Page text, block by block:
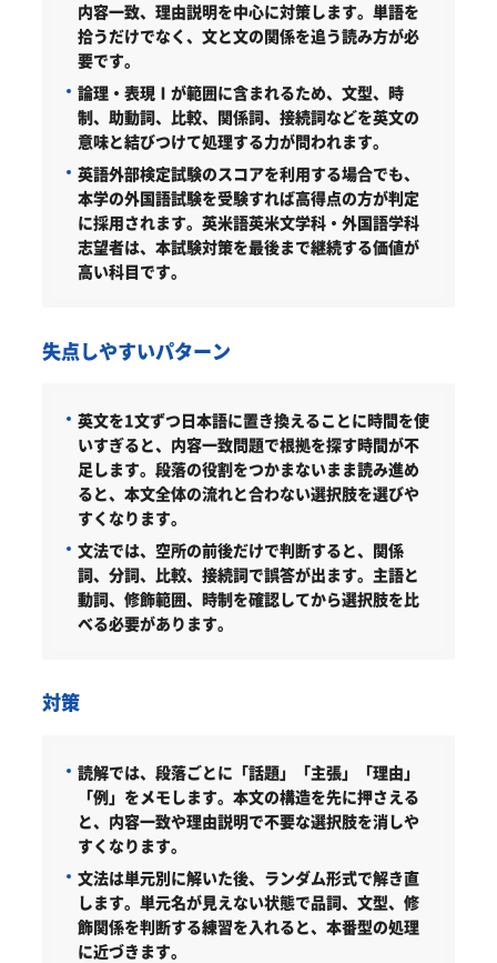
内容一致、理由説明を中心に対策します。単語を
拾うだけでなく、文と文の関係を追う読み方が必
要です。
論理・表現Ⅰが範囲に含まれるため、文型、時
制、助動詞、比較、関係詞、接続詞などを英文の
意味と結びつけて処理する力が問われます。
英語外部検定試験のスコアを利用する場合でも、
本学の外国語試験を受験すれば高得点の方が判定
に採用されます。英米語英米文学科・外国語学科
志望者は、本試験対策を最後まで継続する価値が
高い科目です。
失点しやすいパターン
英文を1文ずつ日本語に置き換えることに時間を使
いすぎると、内容一致問題で根拠を探す時間が不
足します。段落の役割をつかまないまま読み進め
ると、本文全体の流れと合わない選択肢を選びや
すくなります。
文法では、空所の前後だけで判断すると、関係
詞、分詞、比較、接続詞で誤答が出ます。主語と
動詞、修飾範囲、時制を確認してから選択肢を比
べる必要があります。
対策
読解では、段落ごとに「話題」「主張」「理由」
「例」をメモします。本文の構造を先に押さえる
と、内容一致や理由説明で不要な選択肢を消しや
すくなります。
文法は単元別に解いた後、ランダム形式で解き直
します。単元名が見えない状態で品詞、文型、修
飾関係を判断する練習を入れると、本番型の処理
に近づきます。